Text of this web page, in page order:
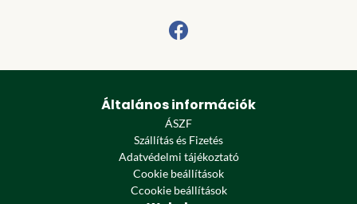
Általános információk
ÁSZF
Szállítás és Fizetés
Adatvédelmi tájékoztató
Cookie beállítások
Ccookie beállítások